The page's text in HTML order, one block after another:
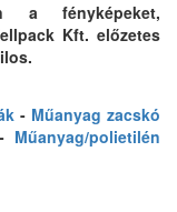
a fényképeket,
Kft. előzetes
- Műanyag zacskó
- Műanyag/polietilén